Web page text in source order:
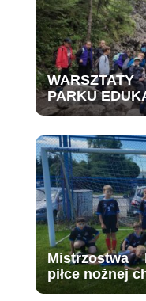
PARKU
Mistrzostwa
piłce nożnej